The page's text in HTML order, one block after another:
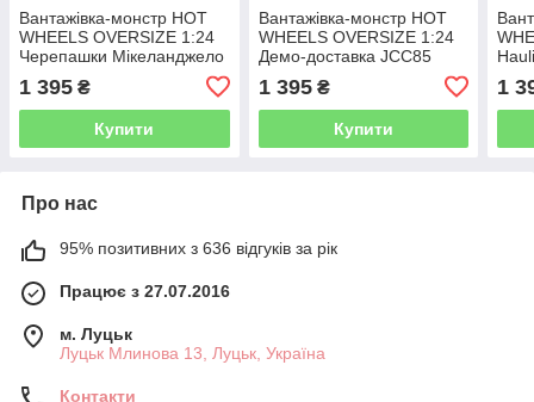
Вантажівка-монстр HOT
WHEELS OVERSIZE 1:24
Черепашки Мікеланджело
1 395 ₴
Купити
Вантажівка-монстр HOT
WHEELS OVERSIZE 1:24
Демо-доставка JCC85
1 395₴
Купити
1
Про нас
95% позитивних з 636 відгуків за рік
Працює з 27.07.2016
м. Луцьк
Луцьк Млинова 13, Луцьк, Україна
Контакти